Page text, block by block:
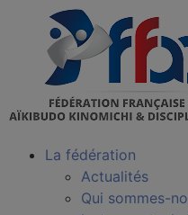
La fédération
Actualités
Qui sommes-